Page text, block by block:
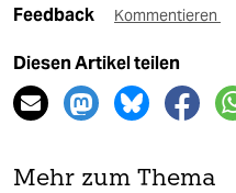
Feedback Kommentieren
Diesen Artikel teilen
Mehr zum Thema